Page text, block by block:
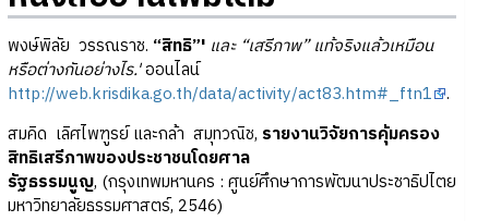
พงษ์พิลัย วรรณราช. “สิทธิ”'และ “เสรีภาพ” แท้จริงแล้วเหมือน
หรือต่างกันอย่างไร.'ออนไลน์
http://web.krisdika.go.th/data/activity/act83.htm#_ftn1 .
สมคิด เลิศไพฑูรย์ และกล้า สมุทวณิช, รายงานวิจัยการคุ้มครอง
สิทธิเสรีภาพของประชาชนโดยศาล
รัฐธรรมนูญ, (กรุงเทพมหานคร : ศูนย์ศึกษาการพัฒนาประชาธิปไตย
มหาวิทยาลัยธรรมศาสตร์, 2546)